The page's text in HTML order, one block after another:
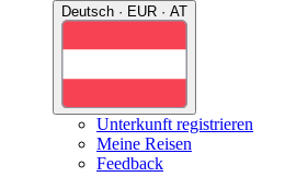
Deutsch · EUR · AT
Unterkunft registrieren
Meine Reisen
Feedback